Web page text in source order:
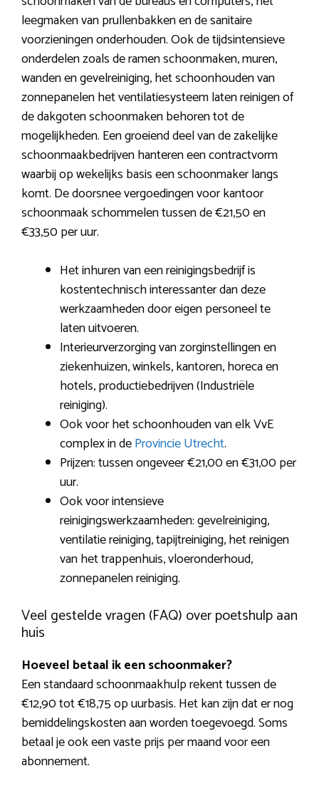
leegmaken van prullenbakken en de sanitaire
voorzieningen onderhouden. Ook de tijdsintensieve
onderdelen zoals de ramen schoonmaken, muren,
wanden en gevelreiniging, het schoonhouden van
zonnepanelen het ventilatiesysteem laten reinigen of
de dakgoten schoonmaken behoren tot de
mogelijkheden. Een groeiend deel van de zakelijke
schoonmaakbedrijven hanteren een contractvorm
waarbij op wekelijks basis een schoonmaker langs
komt. De doorsnee vergoedingen voor kantoor
schoonmaak schommelen tussen de €21,50 en
€33,50 per uur.
Het inhuren van een reinigingsbedrijf is
kostentechnisch interessanter dan deze
werkzaamheden door eigen personeel te
laten uitvoeren.
Interieurverzorging van zorginstellingen en
ziekenhuizen, winkels, kantoren, horeca en
hotels, productiebedrijven (Industriële
reiniging).
Ook voor het schoonhouden van elk VvE
complex in deProvincie Utrecht.
Prijzen: tussen ongeveer €21,00 en €31,00 per
uur.
Ook voor intensieve
reinigingswerkzaamheden: gevelreiniging,
ventilatie reiniging, tapijtreiniging, het reinigen
van het trappenhuis, vloeronderhoud,
zonnepanelen reiniging.
Veel gestelde vragen (FAQ) over poetshulp aan
huis
Hoeveel betaal ik een schoonmaker?
Een standaard schoonmaakhulp rekent tussen de
€12,90 tot €18,75 op uurbasis. Het kan zijn dat er nog
bemiddelingskosten aan worden toegevoegd. Soms
betaal je ook een vaste prijs per maand voor een
abonnement.